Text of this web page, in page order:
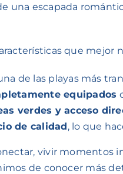
una escapada
que mejor
de las playas más
equipados
verdes y acceso
de calidad, lo que
vivir
de conocer más